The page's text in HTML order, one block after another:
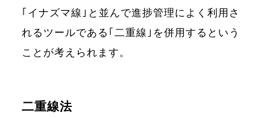
｢イナズマ線｣と並んで進捗管理によく利用さ
れるツールである｢二重線｣を併用するという
ことが考えられます。
二重線法